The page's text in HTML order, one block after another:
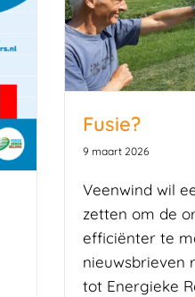
Fusie?
9 maart 2026
Veenwind wil
zetten om de
efficiënter te
nieuwsbrieven
tot Energieke